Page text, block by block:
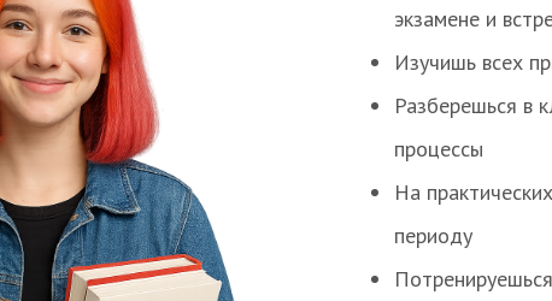
экзамене и
Изучишь всех
Разберешься в
процессы
На
периоду